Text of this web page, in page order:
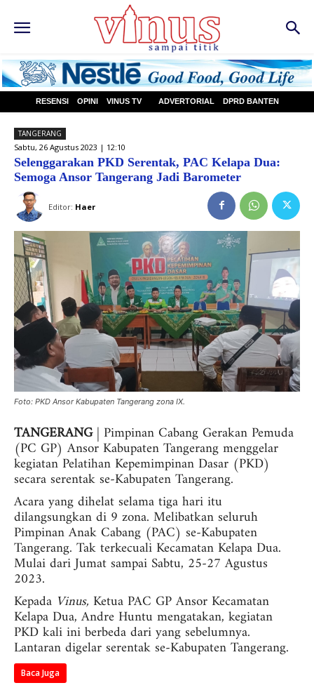
RESENSI OPINI VINUS TV ADVERTORIAL DPRD BANTEN
TANGERANG
Sabtu, 26 Agustus 2023 | 12:10
Selenggarakan PKD Serentak, PAC Kelapa Dua:
Semoga Ansor Tangerang Jadi Barometer
Editor: Haer
Foto: PKD Ansor Kabupaten Tangerang zona IX.
TANGERANG| Pimpinan Cabang Gerakan Pemuda
(PC GP) Ansor Kabupaten Tangerang menggelar
kegiatan Pelatihan Kepemimpinan Dasar (PKD)
secara serentak se-Kabupaten Tangerang.
Acara yang dihelat selama tiga hari itu
dilangsungkan di 9 zona. Melibatkan seluruh
Pimpinan Anak Cabang (PAC) se-Kabupaten
Tangerang. Tak terkecuali Kecamatan Kelapa Dua.
Mulai dari Jumat sampai Sabtu, 25-27 Agustus
2023.
Kepada Vinus, Ketua PAC GP Ansor Kecamatan
Kelapa Dua, Andre Huntu mengatakan, kegiatan
PKD kali ini berbeda dari yang sebelumnya.
Lantaran digelar serentak se-Kabupaten Tangerang.
Baca Juga